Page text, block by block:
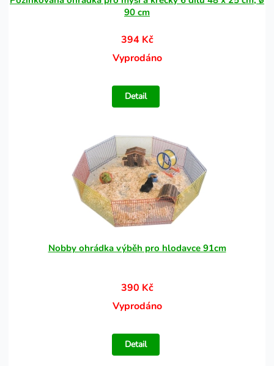
90 cm
394 Kč
Vyprodáno
Detail
Nobby ohrádka výběh pro hlodavce 91cm
390 Kč
Vyprodáno
Detail